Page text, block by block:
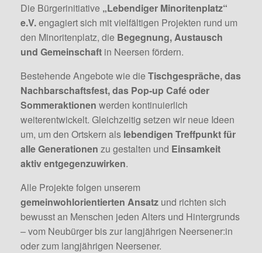
Die Bürgerinitiative „Lebendiger Minoritenplatz“
e.V.engagiert sich mit vielfältigen Projekten rund um
den Minoritenplatz, die Begegnung, Austausch
und Gemeinschaft in Neersen fördern.
Bestehende Angebote wie die Tischgespräche, das
Nachbarschaftsfest, das Pop-up Café oder
Sommeraktionen werden kontinuierlich
weiterentwickelt. Gleichzeitig setzen wir neue Ideen
um, um den Ortskern als lebendigen Treffpunkt für
alle Generationen zu gestalten und Einsamkeit
aktiv entgegenzuwirken.
Alle Projekte folgen unserem
gemeinwohlorientierten Ansatz und richten sich
bewusst an Menschen jeden Alters und Hintergrunds
– vom Neubürger bis zur langjährigen Neersener:in
oder zum langjährigen Neersener.